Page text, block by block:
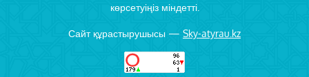
көрсетуіңіз міндетті.
Сайт құрастырушысы — Sky-atyrau.kz